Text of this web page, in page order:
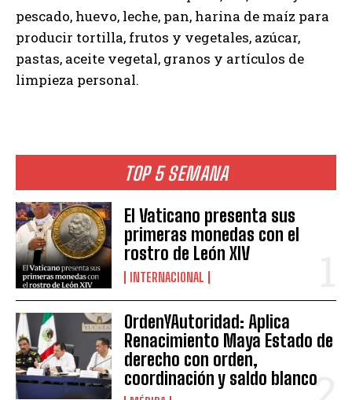
TOP 5 SEMANA
El Vaticano presenta sus
primeras monedas con el
rostro de León XIV
INTERNACIONAL
OrdenYAutoridad: Aplica
Renacimiento Maya Estado de
derecho con orden,
coordinación y saldo blanco
pescado, huevo, leche, pan, harina de maíz para
producir tortilla, frutos y vegetales, azúcar,
pastas, aceite vegetal, granos y artículos de
limpieza personal.